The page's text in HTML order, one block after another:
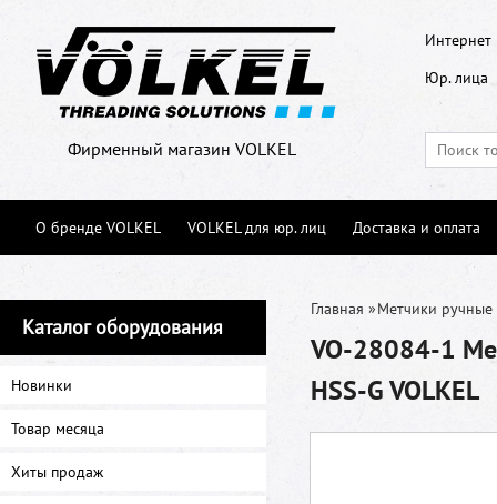
Фирменный магазин VOLKEL
Интернет
Юр. лица
О бренде VOLKEL VOLKEL для юр. лиц Доставка и оплата
Каталог оборудования
Новинки
Товар месяца
Хиты продаж
Главная »Метчики ручные
VO-28084-1
HSS-G VOLKEL